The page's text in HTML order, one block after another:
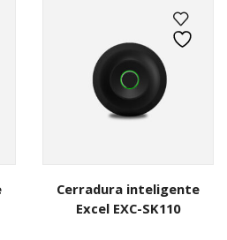
Cerradura inteligente
Excel EXC-SK110